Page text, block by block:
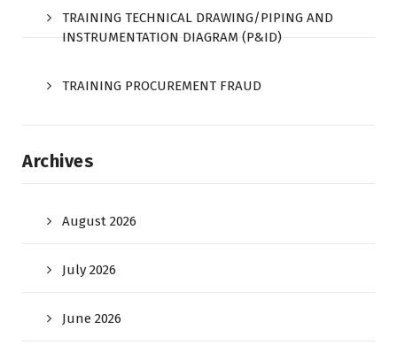
TRAINING TECHNICAL DRAWING/PIPING AND
INSTRUMENTATION DIAGRAM (P&ID)
TRAINING PROCUREMENT FRAUD
Archives
August 2026
July 2026
June 2026